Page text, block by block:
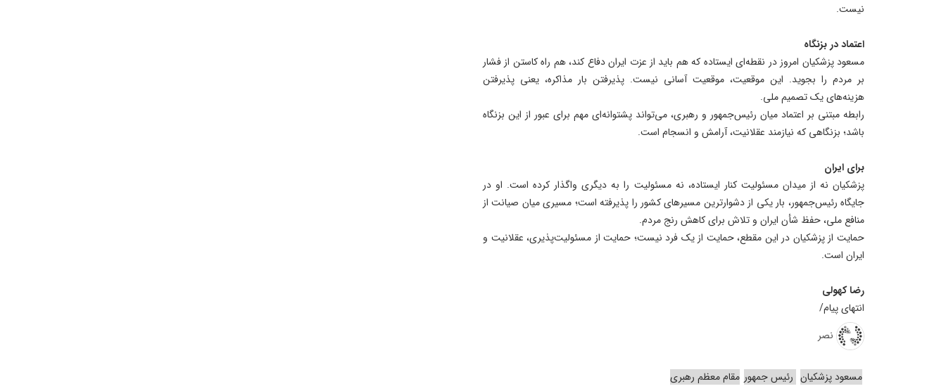
نیست.
اعتماد در بزنگاه
مسعود پزشکیان امروز در نقطه‌ای ایستاده که هم باید از عزت ایران دفاع کند، هم راه کاستن از فشار
بر مردم را بجوید. این موقعیت، موقعیت آسانی نیست. پذیرفتن بار مذاکره، یعنی پذیرفتن
هزینه‌های یک تصمیم ملی.
رابطه مبتنی بر اعتماد میان رئیس‌جمهور و رهبری، می‌تواند پشتوانه‌ای مهم برای عبور از این بزنگاه
باشد؛ بزنگاهی که نیازمند عقلانیت، آرامش و انسجام است.
برای ایران
پزشکیان نه از میدان مسئولیت کنار ایستاده، نه مسئولیت را به دیگری واگذار کرده است. او در
جایگاه رئیس‌جمهور، بار یکی از دشوارترین مسیرهای کشور را پذیرفته است؛ مسیری میان صیانت از
منافع ملی، حفظ شأن ایران و تلاش برای کاهش رنج مردم.
حمایت از پزشکیان در این مقطع، حمایت از یک فرد نیست؛ حمایت از مسئولیت‌پذیری، عقلانیت و
ایران است.
رضا کهولی
انتهای پیام/
نصر
مسعود پزشکیان رئیس جمهور مقام معظم رهبری